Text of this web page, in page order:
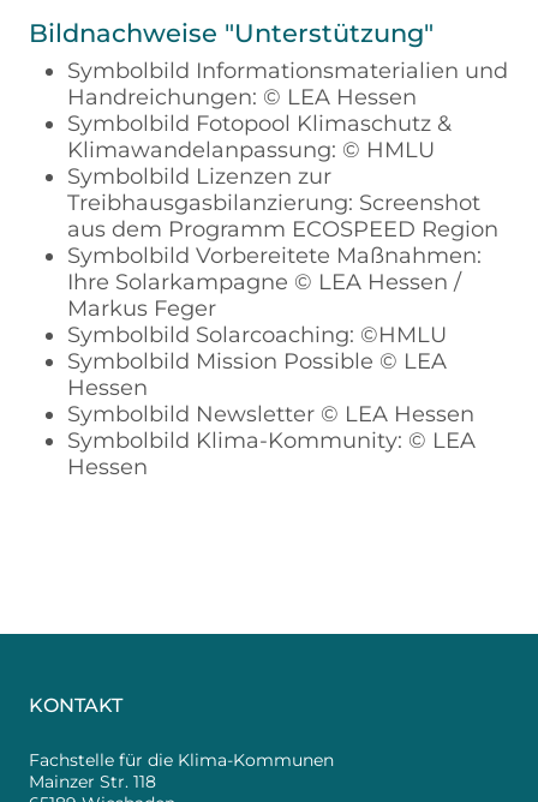
Bildnachweise "Unterstützung"
Symbolbild Informationsmaterialien und
Handreichungen: © LEA Hessen
Symbolbild Fotopool Klimaschutz &
Klimawandelanpassung: © HMLU
Symbolbild Lizenzen zur
Treibhausgasbilanzierung: Screenshot
aus dem Programm ECOSPEED Region
Symbolbild Vorbereitete Maßnahmen:
Ihre Solarkampagne © LEA Hessen /
Markus Feger
Symbolbild Solarcoaching: ©HMLU
Symbolbild Mission Possible © LEA
Hessen
Symbolbild Newsletter © LEA Hessen
Symbolbild Klima-Kommunity: © LEA
Hessen
KONTAKT
Fachstelle für die Klima-Kommunen
Mainzer Str. 118